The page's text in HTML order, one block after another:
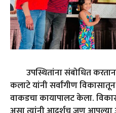
उपस्थितांना संबोधित
कलाटे यांनी सर्वांगीण विकासातून
वाकडचा कायापालट केला.